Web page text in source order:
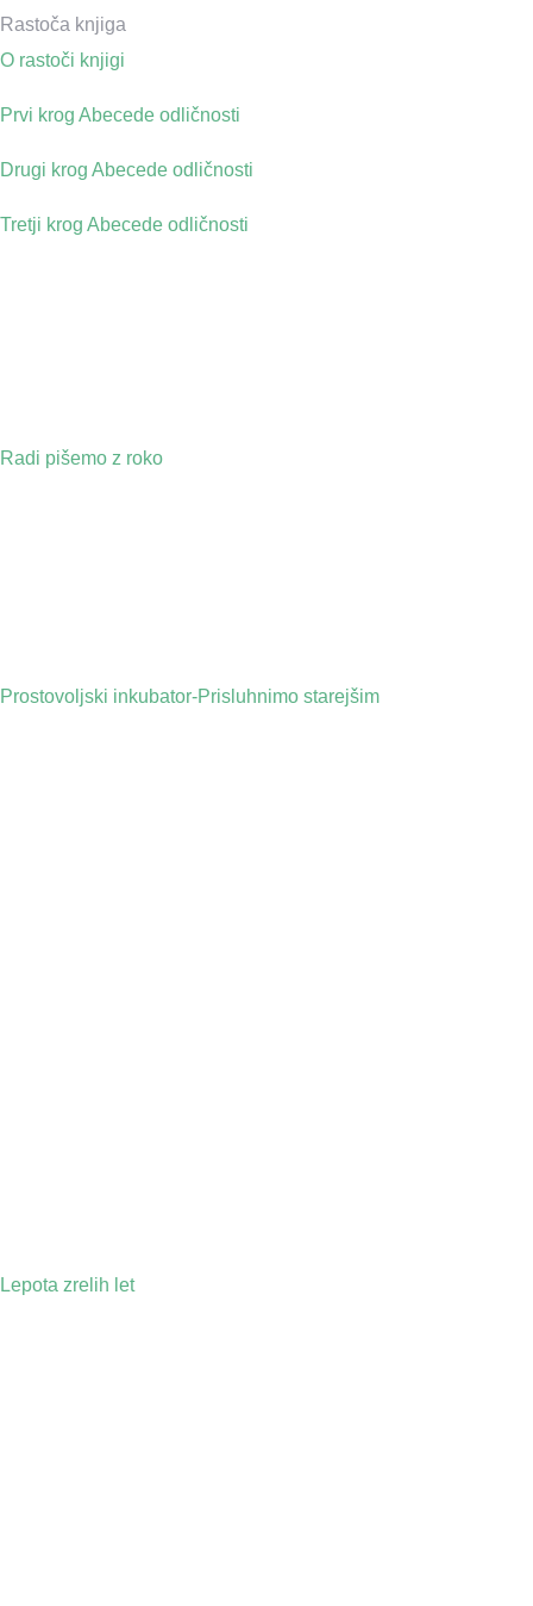
Rastoča knjiga
O rastoči knjigi
Prvi krog Abecede odličnosti
Drugi krog Abecede odličnosti
Tretji krog Abecede odličnosti
Radi pišemo z roko
Prostovoljski inkubator-Prisluhnimo starejšim
Lepota zrelih let